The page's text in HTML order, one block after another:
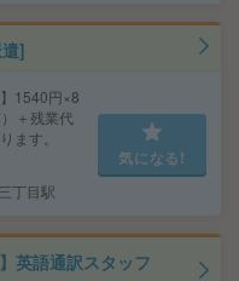
]
1540円×8
＋残業代
ます。
丁目駅
気になる!
英語通訳スタッフ